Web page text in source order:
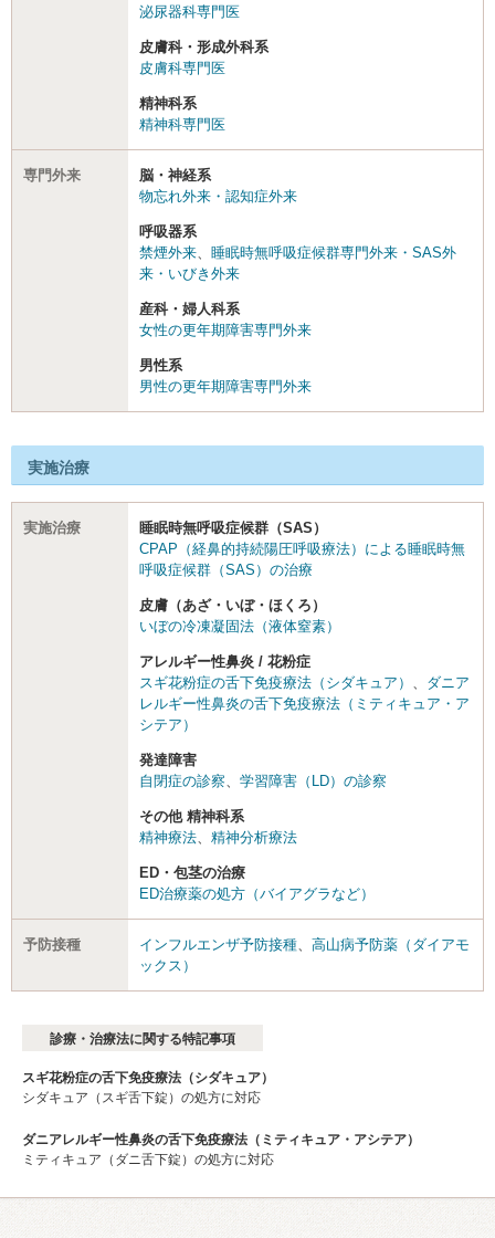
泌尿器科専門医
皮膚科・形成外科系
皮膚科専門医
精神科系
精神科専門医
専門外来
脳・神経系
物忘れ外来・認知症外来
呼吸器系
禁煙外来
睡眠時無呼吸症候群専門外来・SAS外
来・いびき外来
産科・婦人科系
女性の更年期障害専門外来
男性系
男性の更年期障害専門外来
実施治療
実施治療
睡眠時無呼吸症候群（SAS）
CPAP（経鼻的持続陽圧呼吸療法）による睡眠時無
呼吸症候群（SAS）の治療
皮膚（あざ・いぼ・ほくろ）
いぼの冷凍凝固法（液体窒素）
アレルギー性鼻炎 / 花粉症
スギ花粉症の舌下免疫療法（シダキュア）
ダニア
レルギー性鼻炎の舌下免疫療法（ミティキュア・ア
シテア）
発達障害
自閉症の診察
学習障害（LD）の診察
その他 精神科系
精神療法
精神分析療法
ED・包茎の治療
ED治療薬の処方（バイアグラなど）
予防接種 インフルエンザ予防接種
高山病予防薬（ダイアモ
ックス）
診療・治療法に関する特記事項
スギ花粉症の舌下免疫療法（シダキュア）
シダキュア（スギ舌下錠）の処方に対応
ダニアレルギー性鼻炎の舌下免疫療法（ミティキュア・アシテア）
ミティキュア（ダニ舌下錠）の処方に対応